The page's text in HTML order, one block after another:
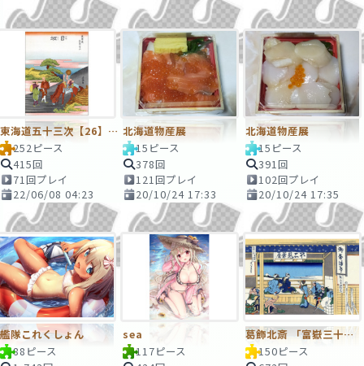
東海道五十三次【26】日坂
252ピース
415回
71回プレイ
22/06/08 04:23
北海道物産展
15ピース
378回
121回プレイ
20/10/24 17:33
北海道物産展
15ピース
391回
102回プレイ
20/10/24 17:35
艦隊これくしょん
88ピース
sea
117ピース
葛飾北斎 「富嶽三十六景 東海道吉田」(とうかいどうよしだ)
150ピース